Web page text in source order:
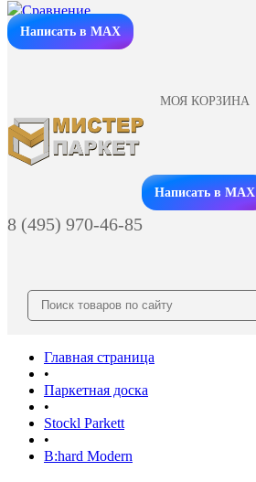
Написать в MAX
МОЯ КОРЗИНА
Заказать звонок
Написать в MAX
8 (495) 970-46-85
Главная страница
•
Паркетная доска
•
Stockl Parkett
•
B:hard Modern